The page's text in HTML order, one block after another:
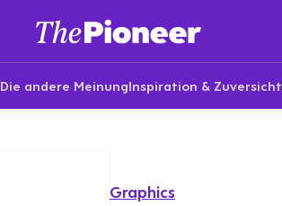
Die andere MeinungInspiration & Zuversicht
Graphics